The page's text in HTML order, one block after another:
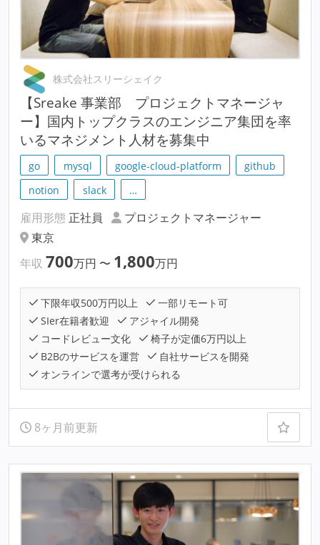
株式会社スリーシェイク
【Sreake 事業部 プロジェクトマネージャ
ー】国内トップクラスのエンジニア集団を率
いるマネジメント人材を募集中
go mysql google-cloud-platform
github
notion
slack …
雇用形態 正社員
プロジェクトマネージャー
東京
年収 700万円 〜 1,800万円
下限年収500万円以上
一部リモート可
SIer在籍者歓迎
アジャイル開発
コードレビュー文化
椅子が定価6万円以上
B2Bのサービスを運営
自社サービスを開発
オンラインで選考が受けられる
8ヶ月前更新